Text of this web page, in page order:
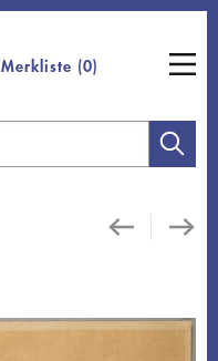
Merkliste (0)